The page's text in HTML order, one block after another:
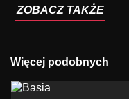
ZOBACZ TAKŻE
Więcej podobnych